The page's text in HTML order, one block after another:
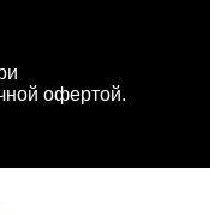
офертой.